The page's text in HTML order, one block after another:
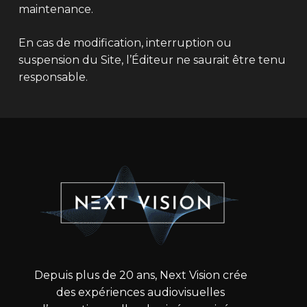
maintenance.
En cas de modification, interruption ou
suspension du Site, l’Éditeur ne saurait être tenu
responsable.
Depuis plus de 20 ans, Next Vision crée
des expériences audiovisuelles